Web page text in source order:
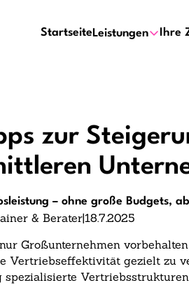
Startseite Leistungen Ihre
zur
– ohne große Budgets,
& Berater|18.7.2025
Großunternehmen
Vertriebseffektivität gezielt zu
spezialisierte